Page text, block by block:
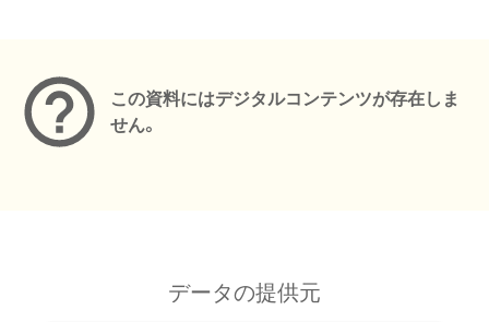
この資料にはデジタルコンテンツが存在しま
せん。
データの提供元